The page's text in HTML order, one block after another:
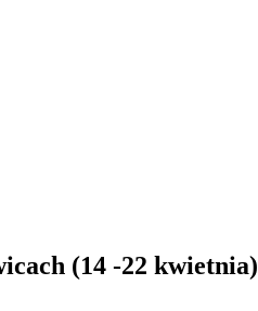
(14 -22 kwietnia)